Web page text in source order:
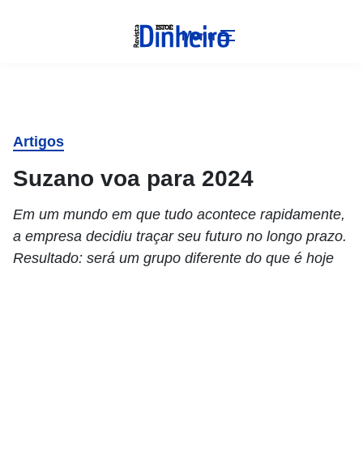
Menu
Artigos
Suzano voa para 2024
Em um mundo em que tudo acontece rapidamente,
a empresa decidiu traçar seu futuro no longo prazo.
Resultado: será um grupo diferente do que é hoje